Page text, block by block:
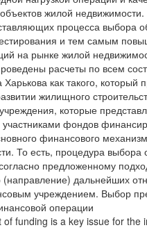
жилой недвижимости.
процесса выбора
и тем самым
на рынке жилой
расчеты по всем
как такого, который
жилищного
которые
участниками фондов
финансового
То есть, процедура выбора
предложенному
(направление) дальнейших
учреждением. Выбор
операции
funding is a key issue for the